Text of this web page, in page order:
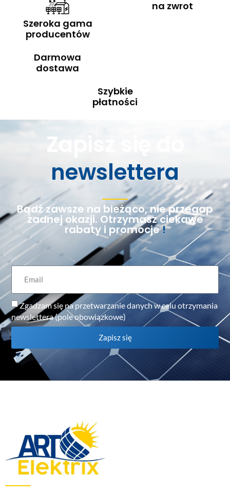
Szeroka gama
producentów
na zwrot
Darmowa
dostawa
Szybkie
płatności
Zapisz się do
newslettera
Bądź zawsze na bieżąco, nie przegap
żadnej okazji. Otrzymasz ciekawe
rabaty i promocje!
Zgadzam się na przetwarzanie danych w celu otrzymania
newslettera (pole obowiązkowe)
Zapisz się